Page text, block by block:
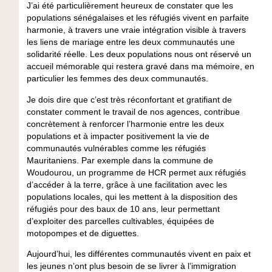
J’ai été particulièrement heureux de constater que les
populations sénégalaises et les réfugiés vivent en parfaite
harmonie, à travers une vraie intégration visible à travers
les liens de mariage entre les deux communautés une
solidarité réelle. Les deux populations nous ont réservé un
accueil mémorable qui restera gravé dans ma mémoire, en
particulier les femmes des deux communautés.
Je dois dire que c’est très réconfortant et gratifiant de
constater comment le travail de nos agences, contribue
concrètement à renforcer l’harmonie entre les deux
populations et à impacter positivement la vie de
communautés vulnérables comme les réfugiés
Mauritaniens. Par exemple dans la commune de
Woudourou, un programme de HCR permet aux réfugiés
d’accéder à la terre, grâce à une facilitation avec les
populations locales, qui les mettent à la disposition des
réfugiés pour des baux de 10 ans, leur permettant
d’exploiter des parcelles cultivables, équipées de
motopompes et de diguettes.
Aujourd’hui, les différentes communautés vivent en paix et
les jeunes n’ont plus besoin de se livrer à l’immigration